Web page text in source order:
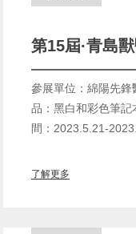
參展單位：綿陽先
品：黑白和彩色筆記本
間：2023.5.21-
了解更多